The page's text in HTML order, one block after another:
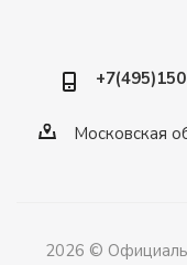
Московская
2026 ©